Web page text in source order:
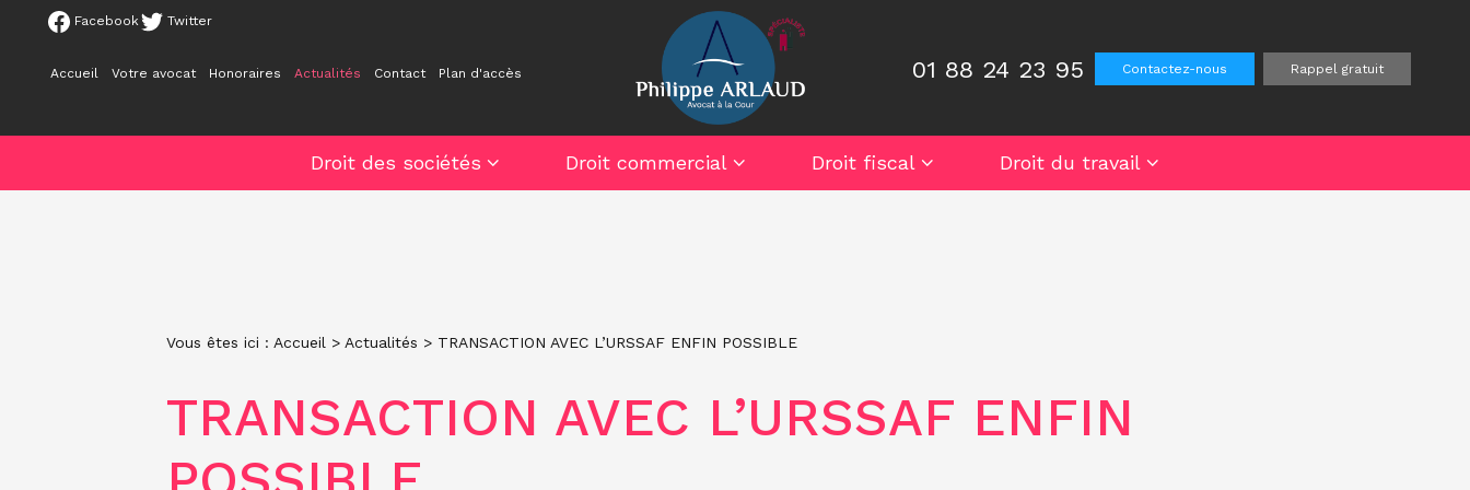
Accueil Votre avocat Honoraires Actualités Contact Plan d'accès 01 88 24 23 95 Contactez-nous Rappel gratuit
Facebook Twitter
Droit des sociétés Droit commercial Droit fiscal Droit du travail
Vous êtes ici : Accueil > Actualités > TRANSACTION AVEC L’URSSAF ENFIN POSSIBLE
TRANSACTION AVEC L’URSSAF ENFIN
Panneau de gestion des cookies